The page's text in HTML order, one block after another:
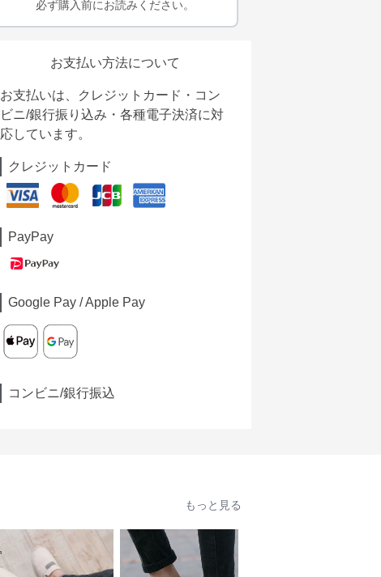
必ず購入前にお読みください。
お支払い方法について
お支払いは、クレジットカード・コン
ビニ/銀行振り込み・各種電子決済に対
応しています。
クレジットカード
PayPay
Google Pay / Apple Pay
コンビニ/銀行振込
もっと見る